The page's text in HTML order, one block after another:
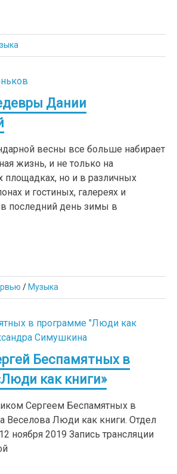
Дании
весны все больше набирает
жизнь, и не только на
площадках, но и в различных
и гостиных, галереях и
в последний день зимы в
/ Музыка
Беспамятных в
как книги»
Сергеем Беспамятных в
Веселова Люди как книги. Отдел
ноября 2019 Запись трансляции